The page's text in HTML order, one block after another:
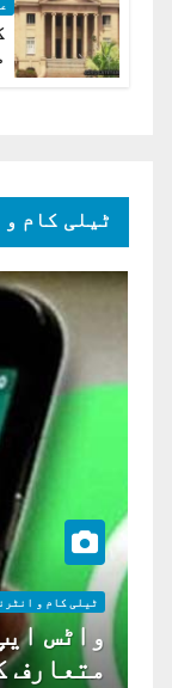
ٹیلی کام
ٹیلی کام و
واٹس
متعارف